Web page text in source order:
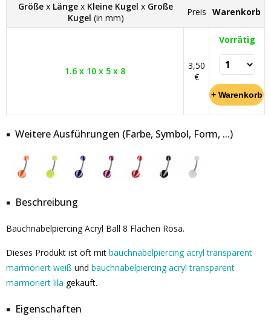
Größe x Länge x Kleine Kugel x Große
Kugel (in mm)
Preis Warenkorb
1.6 x 10 x 5 x 8
3,50
€
Vorrätig
Weitere Ausführungen (Farbe, Symbol, Form, ...)
Beschreibung
Bauchnabelpiercing Acryl Ball 8 Flächen Rosa.
Dieses Produkt ist oft mit bauchnabelpiercing acryl transparent
marmoriert weiß und bauchnabelpiercing acryl transparent
marmoriert lila gekauft.
Eigenschaften